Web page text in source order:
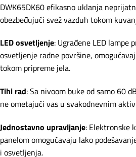
DWK65DK60 efikasno uklanja
obezbeđujući svež vazduh tokom
LED osvetljenje: Ugrađene LED lampe
osvetljenje radne površine,
tokom pripreme jela.
Tihi rad: Sa nivoom buke od samo 60
ne ometajući vas u svakodnevnim
Jednostavno upravljanje: Elektronske
panelom omogućavaju lako
i osvetljenja.